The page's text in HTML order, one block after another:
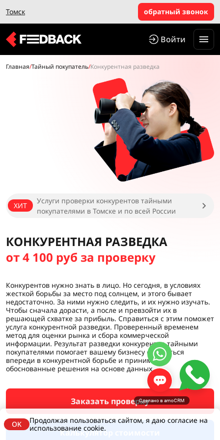
Томск обратный звонок
Войти
Главная/Тайный покупатель/Конкурентная разведка
ХИТ
Услуги проверки конкурентов тайными
покупателями в Томске и по всей России
КОНКУРЕНТНАЯ РАЗВЕДКА
от 4 100 руб за проверку
Конкурентов нужно знать в лицо. Но сегодня, в условиях
жесткой борьбы за место под солнцем, и этого бывает
недостаточно. За ними нужно следить, и их нужно изучать.
Чтобы сначала дорасти, а после и превзойти их в
решающей схватке за прибыль. Справиться с этим поможет
услуга конкурентной разведки. Проверенный временем
метод для оценки рынка и сбора коммерческой
информации. Результат разведки конкурентов тайными
покупателями помогает вашему бизнесу оставаться
впереди в конкурентной борьбе и принимать
обоснованные решения на основе данных.
Заказать проверку
Калькулятор стоимости
OK
Продолжая пользоваться сайтом, я даю согласие на
использование cookie.
Сделано в amoCRM